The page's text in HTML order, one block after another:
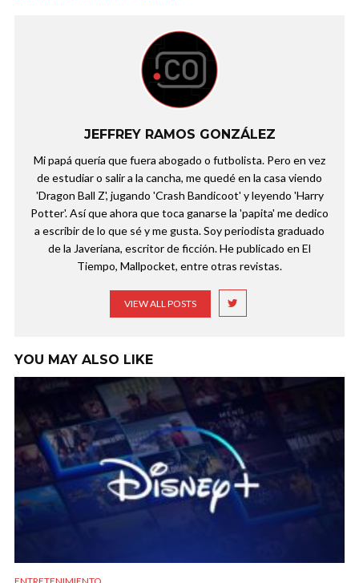
JEFFREY RAMOS GONZÁLEZ
Mi papá quería que fuera abogado o futbolista. Pero en vez
de estudiar o salir a la cancha, me quedé en la casa viendo
'Dragon Ball Z', jugando 'Crash Bandicoot' y leyendo 'Harry
Potter'. Así que ahora que toca ganarse la 'papita' me dedico
a escribir de lo que sé y me gusta. Soy periodista graduado
de la Javeriana, escritor de ficción. He publicado en El
Tiempo, Mallpocket, entre otras revistas.
VIEW ALL POSTS
YOU MAY ALSO LIKE